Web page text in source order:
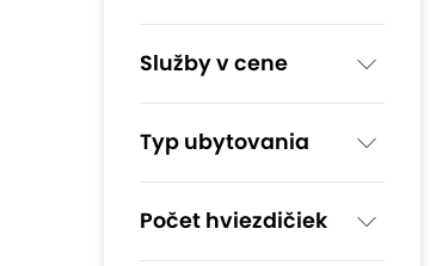
Služby v cene
Typ ubytovania
Počet hviezdičiek